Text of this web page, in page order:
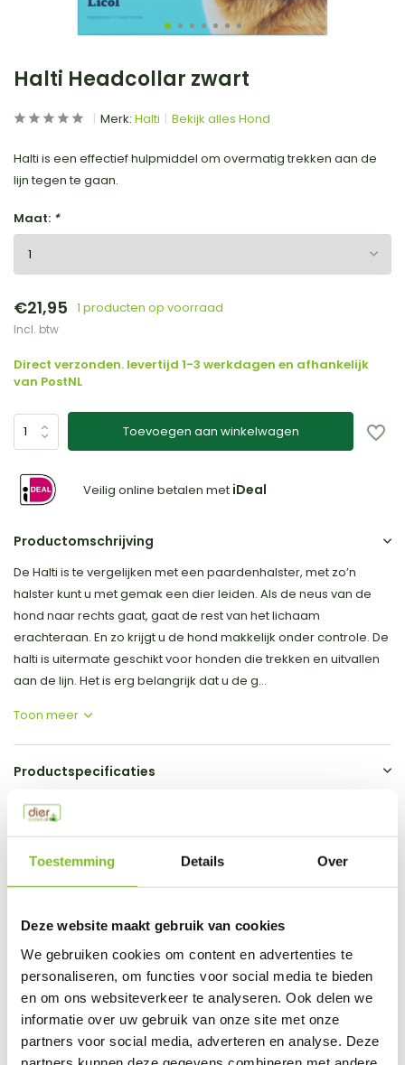
Toestemming Details Over
Deze website maakt gebruik van cookies
We gebruiken cookies om content en advertenties te
personaliseren, om functies voor social media te bieden
en om ons websiteverkeer te analyseren. Ook delen we
informatie over uw gebruik van onze site met onze
partners voor social media, adverteren en analyse. Deze
Halti Headcollar zwart
Merk: Halti Bekijk alles Hond
Halti is een effectief hulpmiddel om overmatig trekken aan de
lijn tegen te gaan.
Maat: *
€21,95 1 producten op voorraad
Incl. btw
Direct verzonden. levertijd 1-3 werkdagen en afhankelijk
van PostNL
Toevoegen aan winkelwagen
Veilig online betalen met iDeal
Productomschrijving
De Halti is te vergelijken met een paardenhalster, met zo’n
halster kunt u met gemak een dier leiden. Als de neus van de
hond naar rechts gaat, gaat de rest van het lichaam
erachteraan. En zo krijgt u de hond makkelijk onder controle. De
halti is uitermate geschikt voor honden die trekken en uitvallen
aan de lijn. Het is erg belangrijk dat u de g...
Toon meer
Productspecificaties
EAN
Vergelijk
Our employee is happy to help you find the right product
Send mail
This product is available in the following variants: